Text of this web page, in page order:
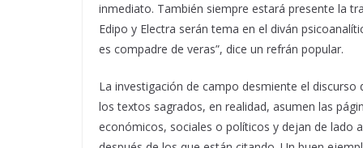
inmediato. También siempre estará presente la
Edipo y Electra serán tema en el diván
es compadre de veras”, dice un refrán popular.
La investigación de campo desmiente el
los textos sagrados, en realidad, asumen las
económicos, sociales o políticos y dejan de lado